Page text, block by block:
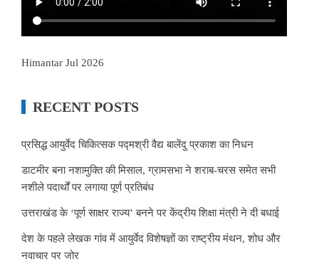
Himantar Jul 2026
RECENT POSTS
प्रसिद्ध आयुर्वेद चिकित्सक पद्मश्री वैद्य बालेंदु प्रकाश का निधन
डाटमीर बना नशामुक्ति की मिसाल, ग्रामसभा ने शराब-चरस समेत सभी
नशीले पदार्थों पर लगाया पूर्ण प्रतिबंध
उत्तराखंड के ‘पूर्ण साक्षर राज्य’ बनने पर केंद्रीय शिक्षा मंत्री ने दी बधाई
देश के पहले लेखक गांव में आयुर्वेद विशेषज्ञों का राष्ट्रीय मंथन, शोध और
नवाचार पर जोर